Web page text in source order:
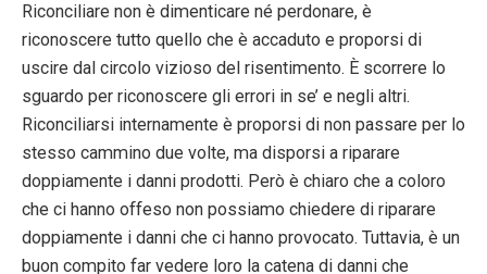
Riconciliare non è dimenticare né perdonare, è
riconoscere tutto quello che è accaduto e proporsi di
uscire dal circolo vizioso del risentimento. È scorrere lo
sguardo per riconoscere gli errori in se’ e negli altri.
Riconciliarsi internamente è proporsi di non passare per lo
stesso cammino due volte, ma disporsi a riparare
doppiamente i danni prodotti. Però è chiaro che a coloro
che ci hanno offeso non possiamo chiedere di riparare
doppiamente i danni che ci hanno provocato. Tuttavia, è un
buon compito far vedere loro la catena di danni che